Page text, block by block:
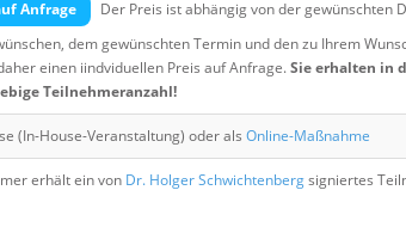
Anfrage
Der Preis ist abhängig von der gewünschten
dem gewünschten Termin und den zu Ihrem
einen iindviduellen Preis auf Anfrage.Sie erhalten in
Teilnehmeranzahl!
(In-House-Veranstaltung) oder als Online-Maßnahme
erhält ein von Dr. Holger Schwichtenbergsigniertes